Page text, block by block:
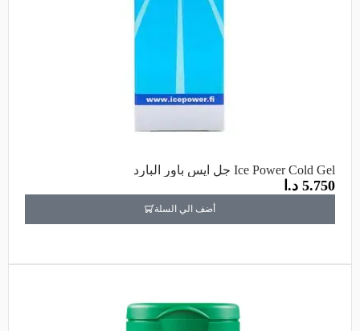
Ice Power Cold Gel جل آيس باور البارد
5.750 د.ا
أضف الي السلة